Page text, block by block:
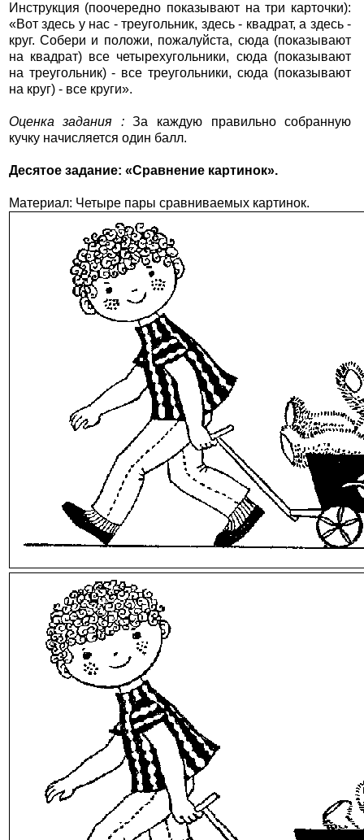
Инструкция (поочередно показывают на три карточки):
«Вот здесь у нас - треугольник, здесь - квадрат, а здесь -
круг. Собери и положи, пожалуйста, сюда (показывают
на квадрат) все четырехугольники, сюда (показывают
на треугольник) - все треугольники, сюда (показывают
на круг) - все круги».
Оценка задания :За каждую правильно собранную
кучку начисляется один балл.
Десятое задание: «Сравнение картинок».
Материал: Четыре пары сравниваемых картинок.